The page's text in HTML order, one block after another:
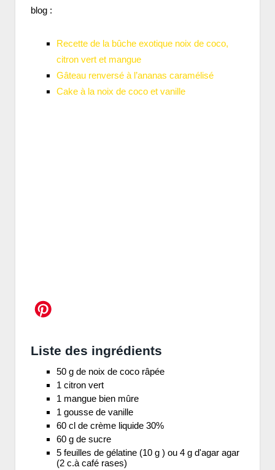
blog :
Recette de la bûche exotique noix de coco,
citron vert et mangue
Gâteau renversé à l’ananas caramélisé
Cake à la noix de coco et vanille
Liste des ingrédients
50 g de noix de coco râpée
1 citron vert
1 mangue bien mûre
1 gousse de vanille
60 cl de crème liquide 30%
60 g de sucre
5 feuilles de gélatine (10 g ) ou 4 g d'agar agar
(2 c.à café rases)